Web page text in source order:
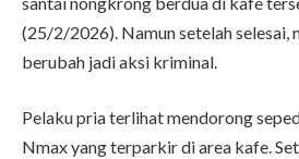
(25/2/2026). Namun setelah selesai,
berubah jadi aksi kriminal.
Pelaku pria terlihat mendorong
Nmax yang terparkir di area kafe.